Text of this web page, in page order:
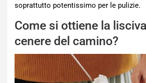
soprattutto potentissimo per le pulizie.
Come si ottiene la
cenere del camino?